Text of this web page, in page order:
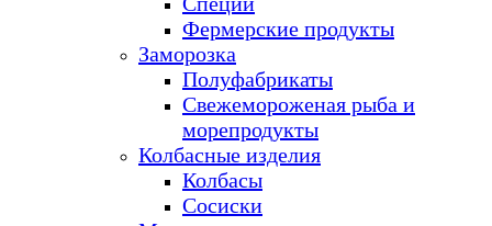
Фермерские продукты
Заморозка
Полуфабрикаты
Свежемороженая рыба и
морепродукты
Колбасные изделия
Колбасы
Сосиски